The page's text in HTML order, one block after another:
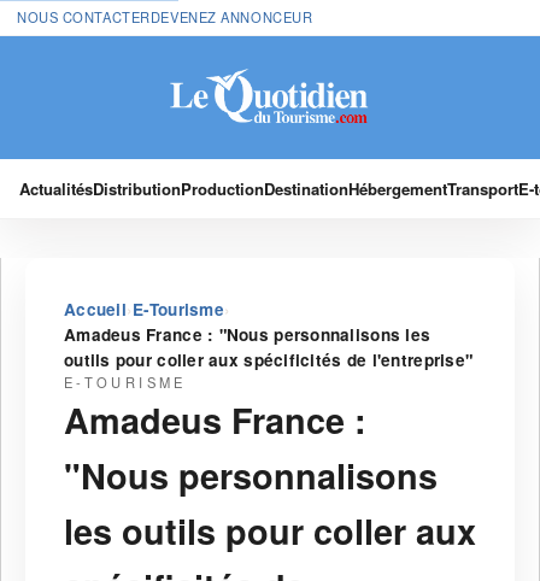
NOUS CONTACTERDEVENEZ ANNONCEUR
ActualitésDistributionProductionDestinationHébergementTransport
Accueil›E-Tourisme›
Amadeus France : "Nous personnalisons les
outils pour coller aux spécificités de l'entreprise"
E-TOURISME
Amadeus France :
"Nous personnalisons
les outils pour coller aux